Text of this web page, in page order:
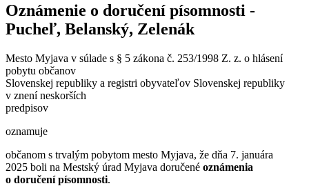
Oznámenie o doručení písomnosti -
Pucheľ, Belanský, Zelenák
Mesto Myjava v súlade s § 5 zákona č. 253/1998 Z. z. o hlásení
pobytu občanov
Slovenskej republiky a registri obyvateľov Slovenskej republiky
v znení neskorších
predpisov
oznamuje
občanom s trvalým pobytom mesto Myjava, že dňa 7. januára
2025 boli na Mestský úrad Myjava doručené oznámenia
o doručení písomnosti.